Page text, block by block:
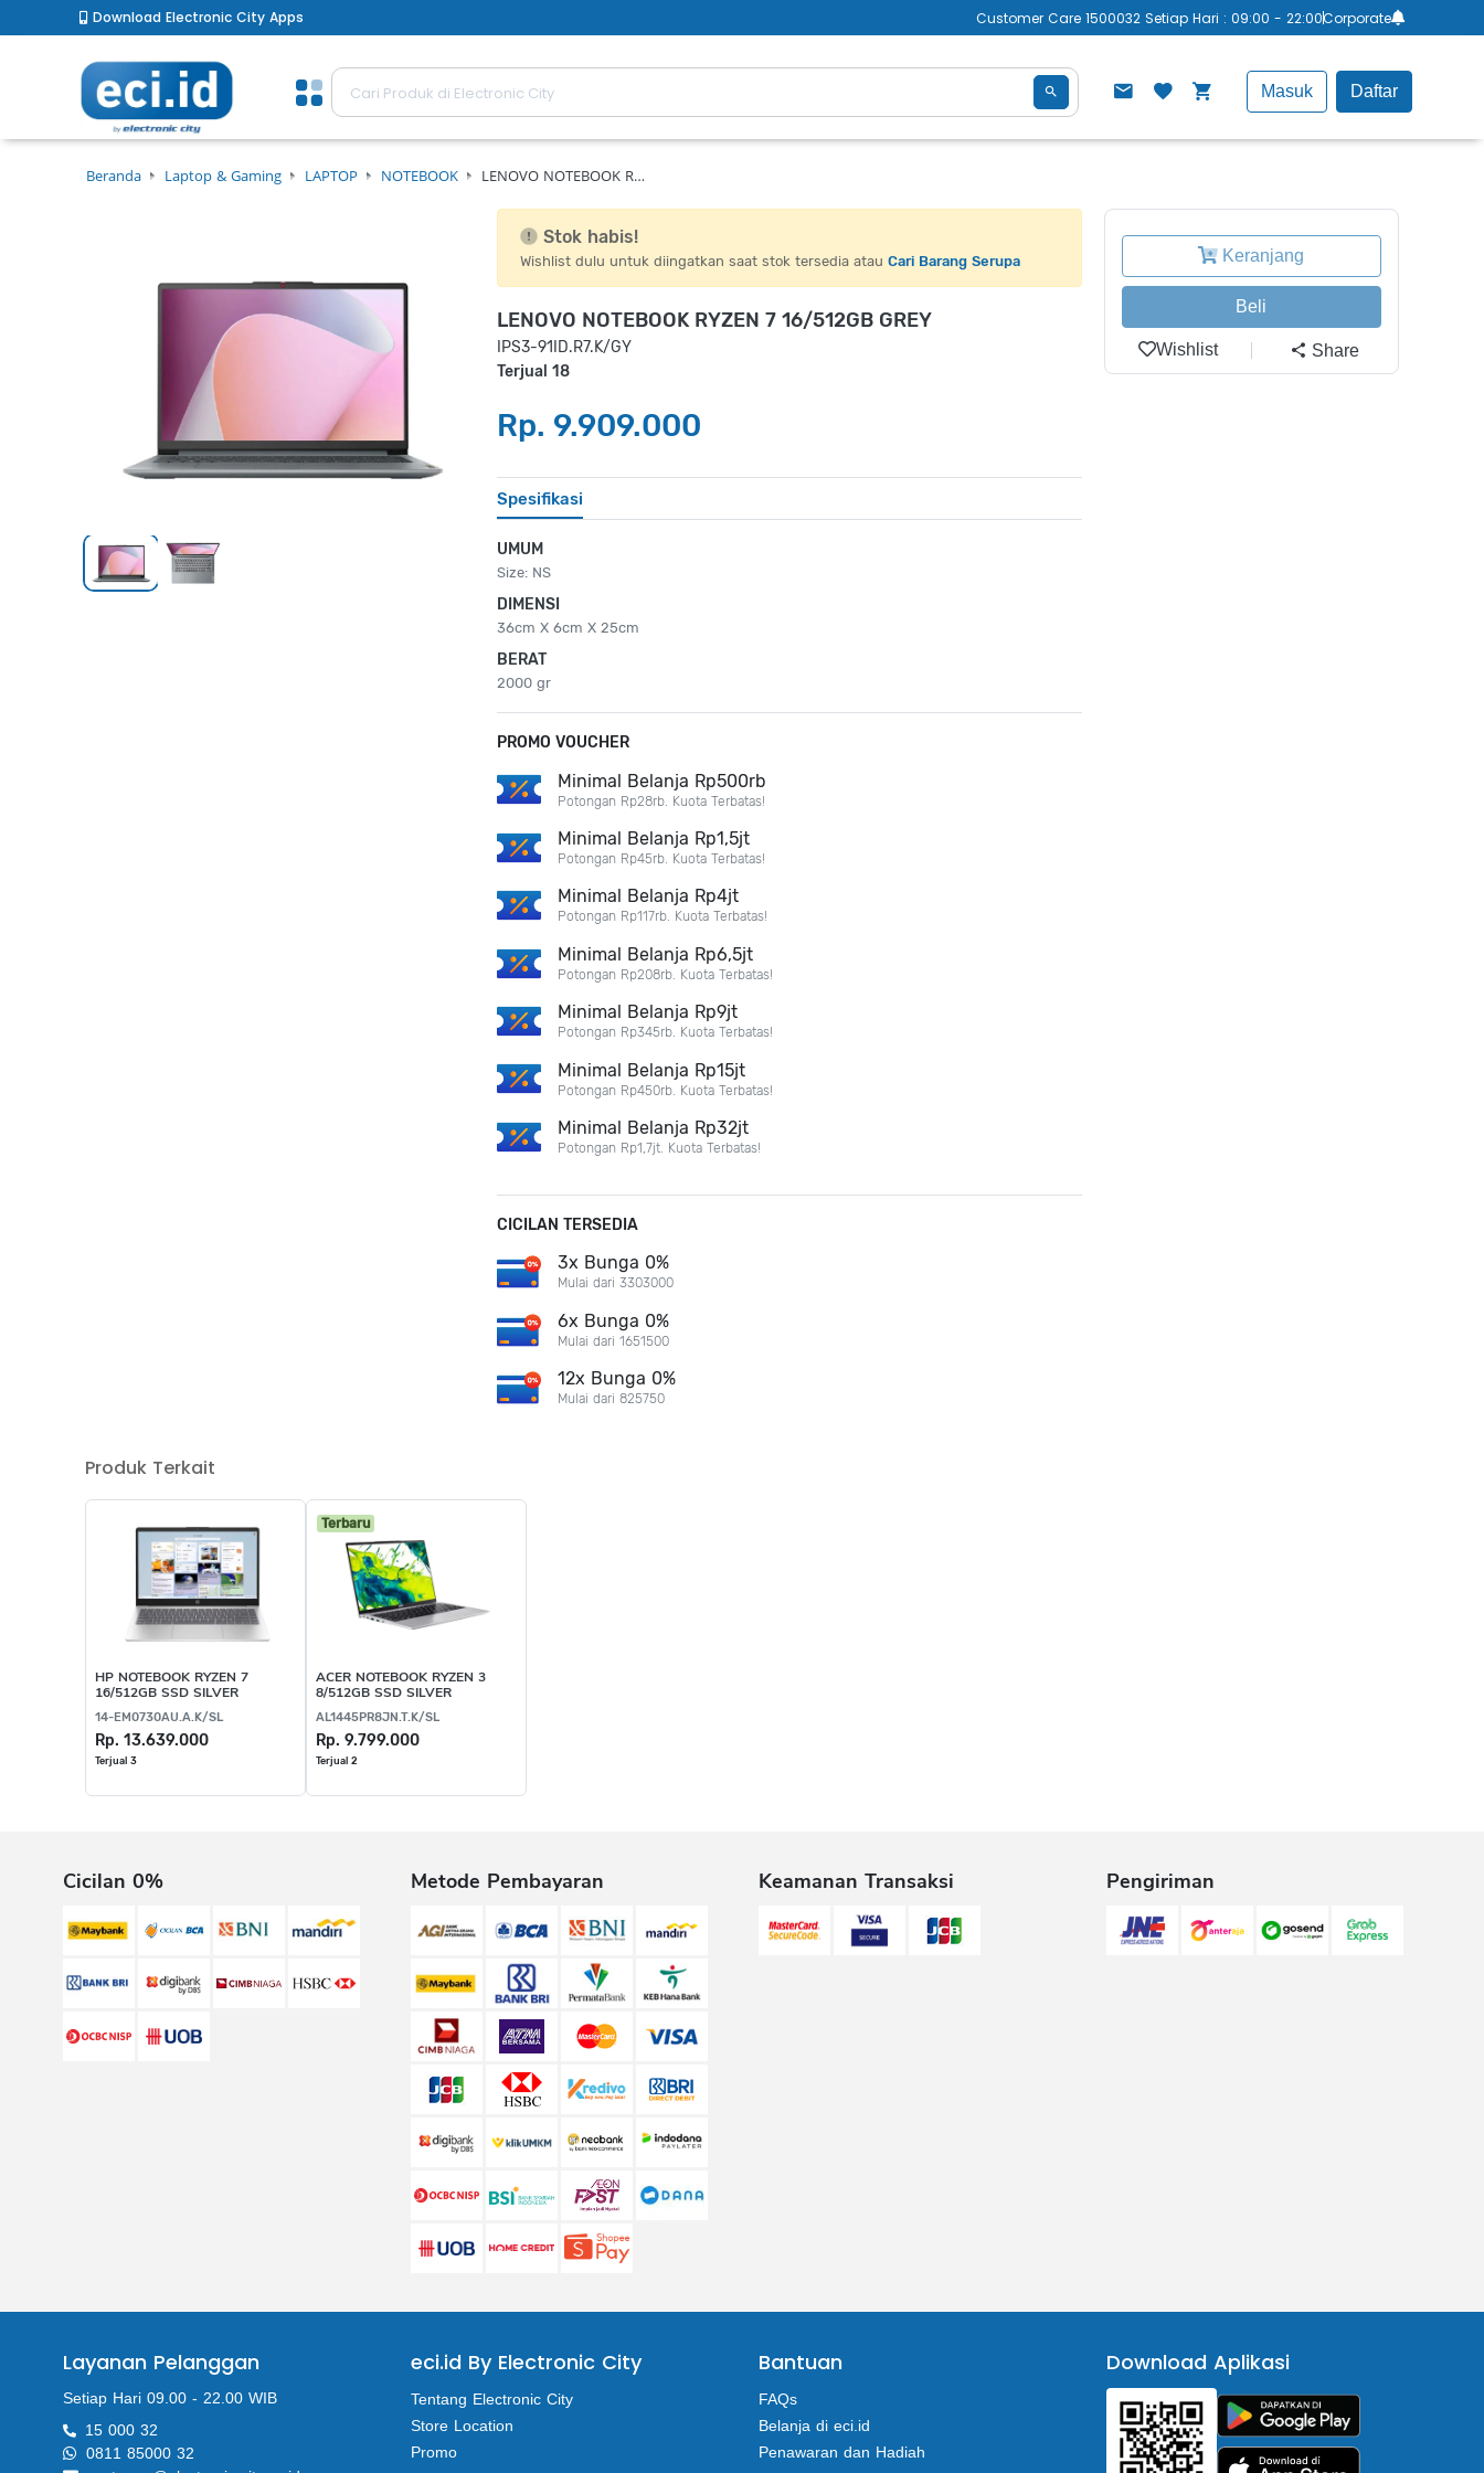
Download Electronic City Apps Customer Care 1500032 Setiap Hari : 09:00 - 22:00Corporate
Masuk Daftar
Beranda Laptop & Gaming LAPTOP NOTEBOOK LENOVO NOTEBOOK R…
Stok habis!
Wishlist dulu untuk diingatkan saat stok tersedia atauCari Barang Serupa
LENOVO NOTEBOOK RYZEN 7 16/512GB GREY
IPS3-91ID.R7.K/GY
Terjual 18
Rp. 9.909.000
Spesifikasi
UMUM
Size: NS
DIMENSI
36cm X 6cm X 25cm
BERAT
2000 gr
PROMO VOUCHER
Minimal Belanja Rp500rb
Potongan Rp28rb. Kuota Terbatas!
Minimal Belanja Rp1,5jt
Potongan Rp45rb. Kuota Terbatas!
Minimal Belanja Rp4jt
Potongan Rp117rb. Kuota Terbatas!
Minimal Belanja Rp6,5jt
Potongan Rp208rb. Kuota Terbatas!
Minimal Belanja Rp9jt
Potongan Rp345rb. Kuota Terbatas!
Minimal Belanja Rp15jt
Potongan Rp450rb. Kuota Terbatas!
Minimal Belanja Rp32jt
Potongan Rp1,7jt. Kuota Terbatas!
CICILAN TERSEDIA
3x Bunga 0%
Mulai dari 3303000
6x Bunga 0%
Mulai dari 1651500
12x Bunga 0%
Mulai dari 825750
Keranjang
Beli
Wishlist Share
Produk Terkait
HP NOTEBOOK RYZEN 7
16/512GB SSD SILVER
14-EM0730AU.A.K/SL
Rp. 13.639.000
Terjual 3
Terbaru
ACER NOTEBOOK RYZEN 3
8/512GB SSD SILVER
AL1445PR8JN.T.K/SL
Rp. 9.799.000
Terjual 2
Cicilan 0% Metode Pembayaran Keamanan Transaksi Pengiriman
Layanan Pelanggan
Setiap Hari 09.00 - 22.00 WIB
15 000 32
0811 85000 32
eci.id By Electronic City
Tentang Electronic City
Store Location
Promo
Bantuan
FAQs
Belanja di eci.id
Penawaran dan Hadiah
Download Aplikasi